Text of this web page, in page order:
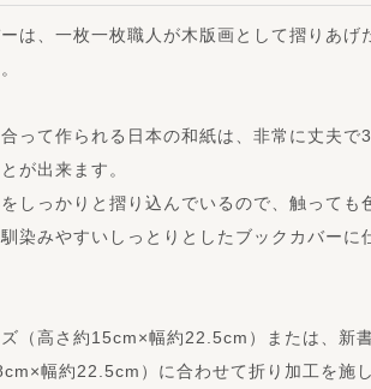
は、一枚一枚職人が木版画として摺りあげ
って作られる日本の和紙は、非常に丈夫で3
が出来ます。
しっかりと摺り込んでいるので、触っても
染みやすいしっとりとしたブックカバーに
（高さ約15cm×幅約22.5cm）または、新
幅約22.5cm）に合わせて折り加工を施